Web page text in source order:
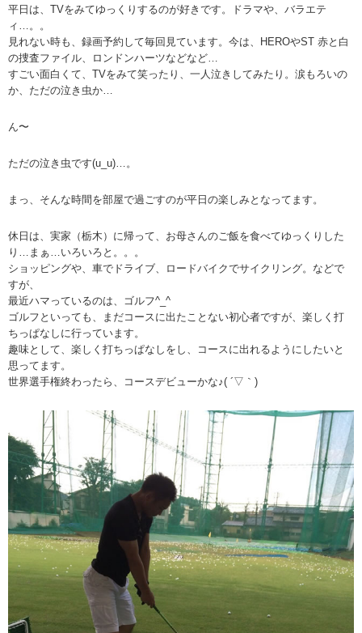
平日は、TVをみてゆっくりするのが好きです。ドラマや、バラエテ
ィ…。。
見れない時も、録画予約して毎回見ています。今は、HEROやST 赤と白
の捜査ファイル、ロンドンハーツなどなど…
すごい面白くて、TVをみて笑ったり、一人泣きしてみたり。涙もろいの
か、ただの泣き虫か…
ん〜
ただの泣き虫です(u_u)…。
まっ、そんな時間を部屋で過ごすのが平日の楽しみとなってます。
休日は、実家（栃木）に帰って、お母さんのご飯を食べてゆっくりした
り…まぁ…いろいろと。。。
ショッピングや、車でドライブ、ロードバイクでサイクリング。などで
すが、
最近ハマっているのは、ゴルフ^_^
ゴルフといっても、まだコースに出たことない初心者ですが、楽しく打
ちっぱなしに行っています。
趣味として、楽しく打ちっぱなしをし、コースに出れるようにしたいと
思ってます。
世界選手権終わったら、コースデビューかな♪( ´▽｀)